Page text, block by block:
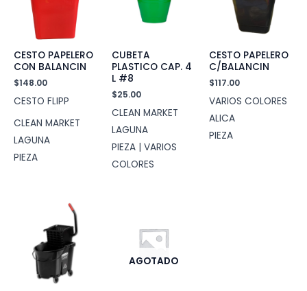
CESTO PAPELERO
CON BALANCIN
$148.00
CESTO FLIPP
CLEAN MARKET
LAGUNA
PIEZA
CUBETA
PLASTICO CAP. 4
L #8
$25.00
CLEAN MARKET
LAGUNA
PIEZA | VARIOS
COLORES
CESTO PAPELERO
C/BALANCIN
$117.00
VARIOS COLORES
ALICA
PIEZA
AGOTADO